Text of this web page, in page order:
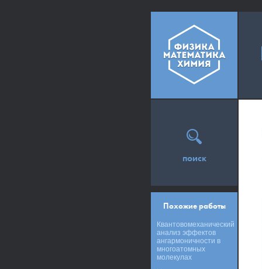
поиск
Похожие работы
Квантовомеханический
анализ эффектов
ангармоничности в
многоатомных
молекулах